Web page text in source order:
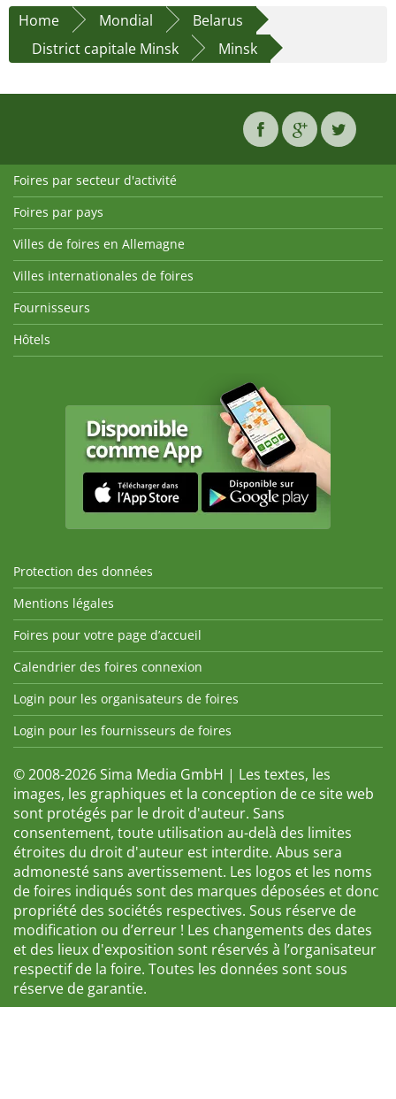
Home Mondial
Belarus
District capitale Minsk
Minsk
Foires par secteur d'activité
Foires par pays
Villes de foires en Allemagne
Villes internationales de foires
Fournisseurs
Hôtels
Protection des données
Mentions légales
Foires pour votre page d’accueil
Calendrier des foires connexion
Login pour les organisateurs de foires
Login pour les fournisseurs de foires
© 2008-2026 Sima Media GmbH | Les textes, les
images, les graphiques et la conception de ce site web
sont protégés par le droit d'auteur. Sans
consentement, toute utilisation au-delà des limites
étroites du droit d'auteur est interdite. Abus sera
admonesté sans avertissement. Les logos et les noms
de foires indiqués sont des marques déposées et donc
propriété des sociétés respectives. Sous réserve de
modification ou d’erreur ! Les changements des dates
et des lieux d'exposition sont réservés à l’organisateur
respectif de la foire. Toutes les données sont sous
réserve de garantie.